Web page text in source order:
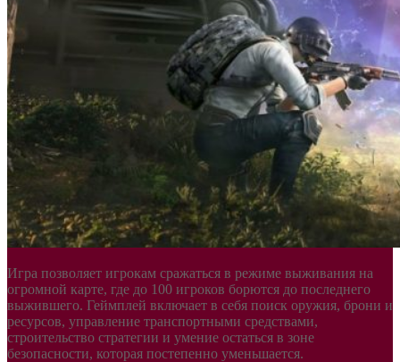
Игра позволяет игрокам сражаться в режиме выживания на
огромной карте, где до 100 игроков борются до последнего
выжившего. Геймплей включает в себя поиск оружия, брони и
ресурсов, управление транспортными средствами,
строительство стратегии и умение остаться в зоне
безопасности, которая постепенно уменьшается.